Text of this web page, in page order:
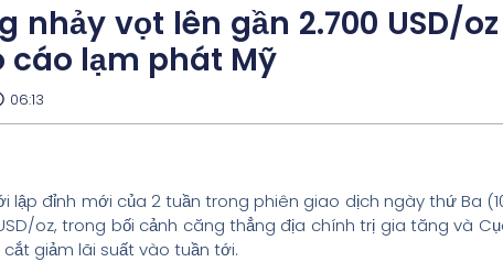
nhảy vọt lên gần 2.700 USD/
cáo lạm phát Mỹ
06:13
lập đỉnh mới của 2 tuần trong phiên giao dịch ngày thứ Ba
oz, trong bối cảnh căng thẳng địa chính trị gia tăng và
giảm lãi suất vào tuần tới.